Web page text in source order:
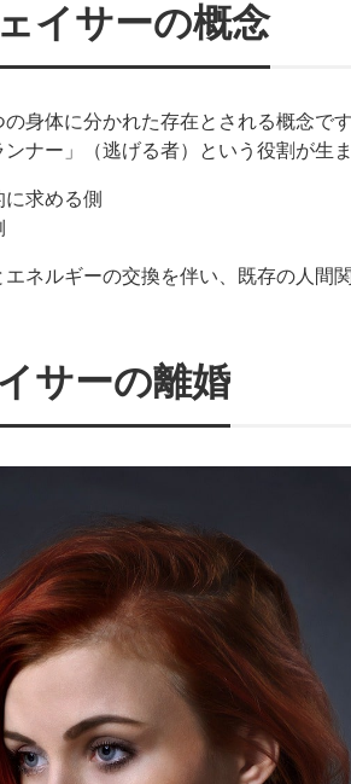
イサーの概念
身体に分かれた存在とされる概念で
ナー」（逃げる者）という役割が生ま
求める側
ネルギーの交換を伴い、既存の人間
サーの離婚